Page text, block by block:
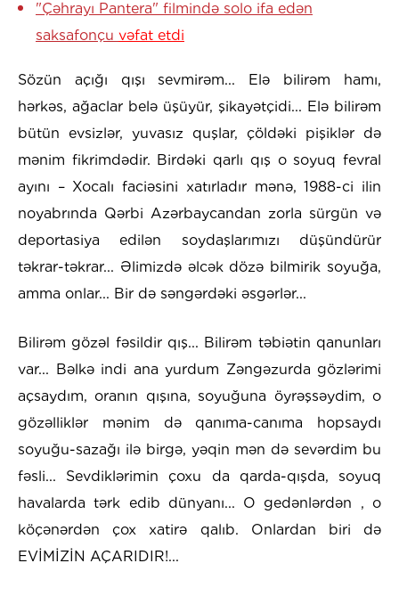
"Çəhrayı Pantera" filmində solo ifa edən
saksafonçu vəfat etdi
Sözün açığı qışı sevmirəm... Elə bilirəm hamı,
hərkəs, ağaclar belə üşüyür, şikayətçidi... Elə bilirəm
bütün evsizlər, yuvasız quşlar, çöldəki pişiklər də
mənim fikrimdədir. Birdəki qarlı qış o soyuq fevral
ayını – Xocalı faciəsini xatırladır mənə, 1988-ci ilin
noyabrında Qərbi Azərbaycandan zorla sürgün və
deportasiya edilən soydaşlarımızı düşündürür
təkrar-təkrar... Əlimizdə əlcək dözə bilmirik soyuğa,
amma onlar... Bir də səngərdəki əsgərlər...
Bilirəm gözəl fəsildir qış... Bilirəm təbiətin qanunları
var... Bəlkə indi ana yurdum Zəngəzurda gözlərimi
açsaydım, oranın qışına, soyuğuna öyrəşsəydim, o
gözəlliklər mənim də qanıma-canıma hopsaydı
soyuğu-sazağı ilə birgə, yəqin mən də sevərdim bu
fəsli... Sevdiklərimin çoxu da qarda-qışda, soyuq
havalarda tərk edib dünyanı... O gedənlərdən , o
köçənərdən çox xatirə qalıb. Onlardan biri də
EVİMİZİN AÇARIDIR!...